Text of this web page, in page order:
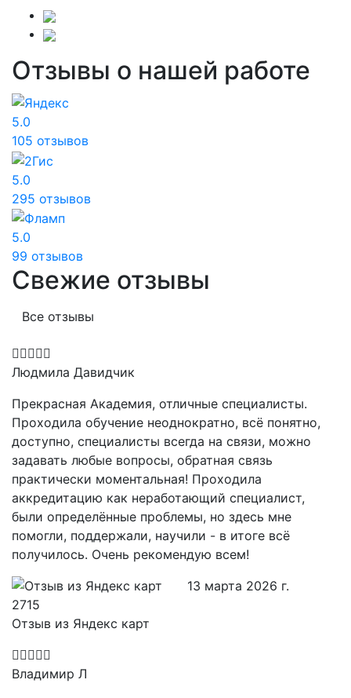
Отзывы о нашей работе
5.0
105 отзывов
5.0
295 отзывов
5.0
99 отзывов
Свежие отзывы
Все отзывы
Людмила Давидчик
Прекрасная Академия, отличные специалисты.
Проходила обучение неоднократно, всё понятно,
доступно, специалисты всегда на связи, можно
задавать любые вопросы, обратная связь
практически моментальная! Проходила
аккредитацию как неработающий специалист,
были определённые проблемы, но здесь мне
помогли, поддержали, научили - в итоге всё
получилось. Очень рекомендую всем!
Отзыв из Яндекс карт
13 марта 2026 г.
Владимир Л